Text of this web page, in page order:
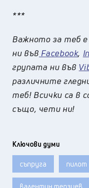
***
Важното за теб е
ни във Facebook,
групата ни във
различните
теб! Всички са в
също, чети ни!
Ключови думи
съпруга пилот